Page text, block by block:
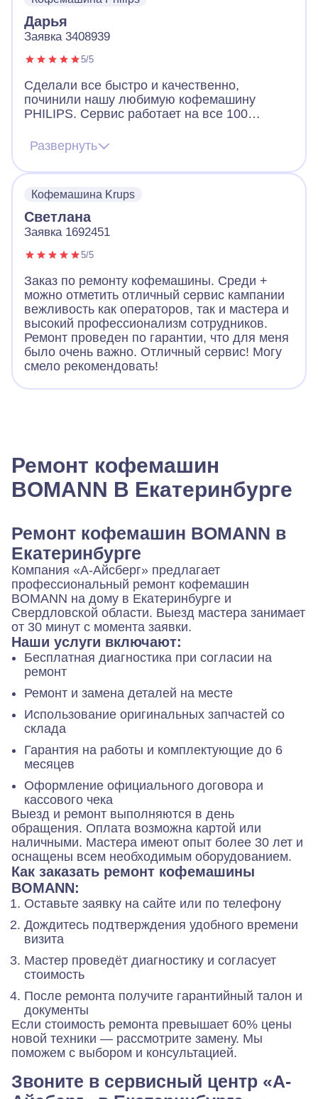
Дарья
Заявка 3408939
5/5
Сделали все быстро и качественно,
починили нашу любимую кофемашину
PHILIPS. Сервис работает на все 100
проблему и забрали на ремонт. Благодарим
«А-Айсберг» за организованную и успешную
работу. Вот уже несколько месяцев
работает и без всяких нареканий !!!!! Ещё
раз хотим сказать вам огромное спасибо )
Развернуть
Кофемашина Krups
Светлана
Заявка 1692451
5/5
Заказ по ремонту кофемашины. Среди +
можно отметить отличный сервис кампании
вежливость как операторов, так и мастера и
высокий профессионализм сотрудников.
Ремонт проведен по гарантии, что для меня
было очень важно. Отличный сервис! Могу
смело рекомендовать!
Ремонт кофемашин
BOMANN В Екатеринбурге
Ремонт кофемашин BOMANN в
Екатеринбурге
Компания «А-Айсберг» предлагает
профессиональный ремонт кофемашин
BOMANN на дому в Екатеринбурге и
Свердловской области. Выезд мастера занимает
от 30 минут с момента заявки.
Наши услуги включают:
Бесплатная диагностика при согласии на
ремонт
Ремонт и замена деталей на месте
Использование оригинальных запчастей со
склада
Гарантия на работы и комплектующие до 6
месяцев
Оформление официального договора и
кассового чека
Выезд и ремонт выполняются в день
обращения. Оплата возможна картой или
наличными. Мастера имеют опыт более 30 лет и
оснащены всем необходимым оборудованием.
Как заказать ремонт кофемашины
BOMANN:
Оставьте заявку на сайте или по телефону
Дождитесь подтверждения удобного времени
визита
Мастер проведёт диагностику и согласует
стоимость
После ремонта получите гарантийный талон и
документы
Если стоимость ремонта превышает 60% цены
новой техники — рассмотрите замену. Мы
поможем с выбором и консультацией.
Звоните в сервисный центр «А-